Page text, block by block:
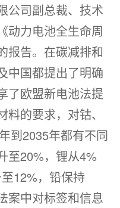
公司副总裁、技术
动力电池全生命周
报告。在碳减排和
中国都提出了明确
了欧盟新电池法提
的要求，对钴、
到2035年都有不同
至20%，锂从4%
12%，铅保持
案中对标签和信息